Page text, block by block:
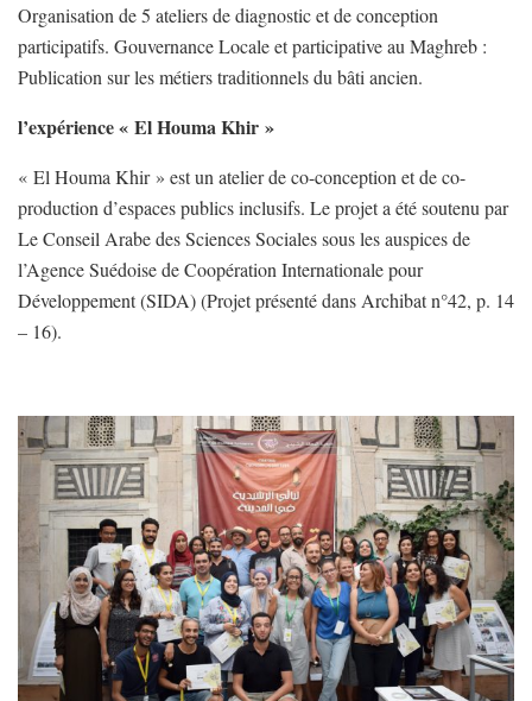
Organisation de 5 ateliers de diagnostic et de conception
participatifs. Gouvernance Locale et participative au Maghreb :
Publication sur les métiers traditionnels du bâti ancien.
l’expérience « El Houma Khir »
« El Houma Khir » est un atelier de co-conception et de co-
production d’espaces publics inclusifs. Le projet a été soutenu par
Le Conseil Arabe des Sciences Sociales sous les auspices de
l’Agence Suédoise de Coopération Internationale pour
Développement (SIDA) (Projet présenté dans Archibat n°42, p. 14
– 16).